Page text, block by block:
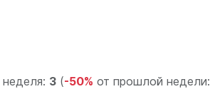
неделя: 3 (-50% от прошлой недели: